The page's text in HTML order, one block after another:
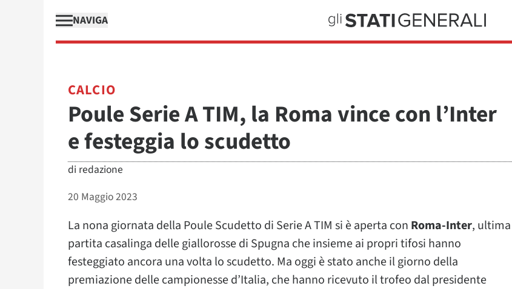
NAVIGA
CALCIO
Poule Serie A TIM, la Roma vince con l’Inter
e festeggia lo scudetto
di redazione
20 Maggio 2023
La nona giornata della Poule Scudetto di Serie A TIM si è aperta con Roma-Inter, ultima
partita casalinga delle giallorosse di Spugna che insieme ai propri tifosi hanno
festeggiato ancora una volta lo scudetto. Ma oggi è stato anche il giorno della
premiazione delle campionesse d’Italia, che hanno ricevuto il trofeo dal presidente